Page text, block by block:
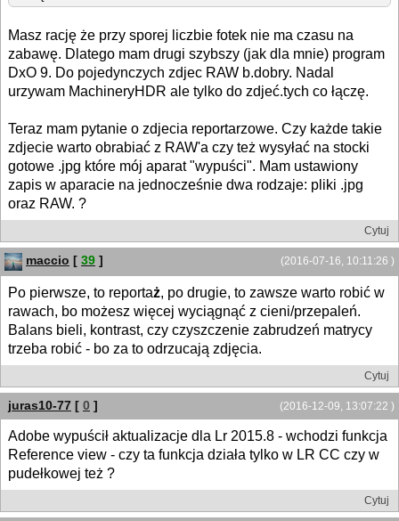
Masz rację że przy sporej liczbie fotek nie ma czasu na
zabawę. Dlatego mam drugi szybszy (jak dla mnie) program
DxO 9. Do pojedynczych zdjec RAW b.dobry. Nadal
urzywam MachineryHDR ale tylko do zdjeć.tych co łączę.
Teraz mam pytanie o zdjecia reportarzowe. Czy każde takie
zdjecie warto obrabiać z RAW'a czy też wysyłać na stocki
gotowe .jpg które mój aparat "wypuści". Mam ustawiony
zapis w aparacie na jednocześnie dwa rodzaje: pliki .jpg
oraz RAW. ?
Cytuj
(2016-07-16, 10:11:26 )
maccio [ 39 ]
Po pierwsze, to reportaż, po drugie, to zawsze warto robić w
rawach, bo możesz więcej wyciągnąć z cieni/przepaleń.
Balans bieli, kontrast, czy czyszczenie zabrudzeń matrycy
trzeba robić - bo za to odrzucają zdjęcia.
Cytuj
(2016-12-09, 13:07:22 )
juras10-77 [ 0 ]
Adobe wypuścił aktualizacje dla Lr 2015.8 - wchodzi funkcja
Reference view - czy ta funkcja działa tylko w LR CC czy w
pudełkowej też ?
Cytuj